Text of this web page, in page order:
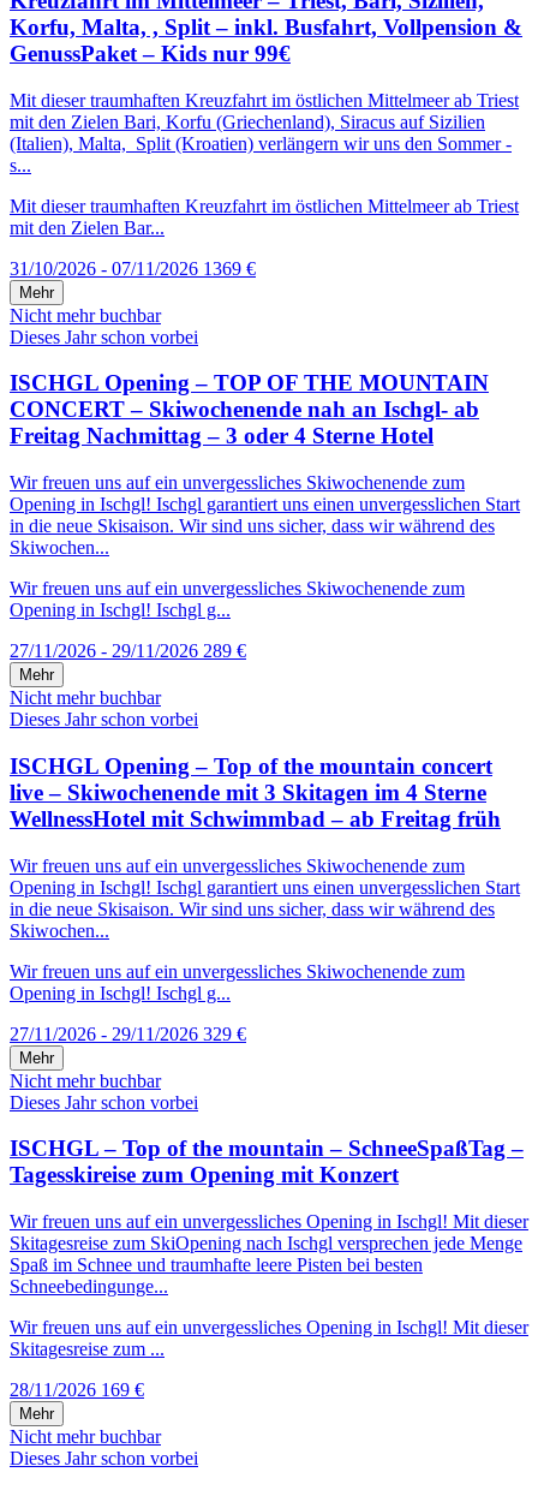
Korfu, Malta, , Split – inkl. Busfahrt, Vollpension &
GenussPaket – Kids nur 99€
Mit dieser traumhaften Kreuzfahrt im östlichen Mittelmeer ab Triest
mit den Zielen Bari, Korfu (Griechenland), Siracus auf Sizilien
(Italien), Malta, Split (Kroatien) verlängern wir uns den Sommer -
s...
Mit dieser traumhaften Kreuzfahrt im östlichen Mittelmeer ab Triest
mit den Zielen Bar...
31/10/2026 - 07/11/2026 1369 €
Mehr
Nicht mehr buchbar
Dieses Jahr schon vorbei
ISCHGL Opening – TOP OF THE MOUNTAIN
CONCERT – Skiwochenende nah an Ischgl- ab
Freitag Nachmittag – 3 oder 4 Sterne Hotel
Wir freuen uns auf ein unvergessliches Skiwochenende zum
Opening in Ischgl! Ischgl garantiert uns einen unvergesslichen Start
in die neue Skisaison. Wir sind uns sicher, dass wir während des
Skiwochen...
Wir freuen uns auf ein unvergessliches Skiwochenende zum
Opening in Ischgl! Ischgl g...
27/11/2026 - 29/11/2026 289 €
Mehr
Nicht mehr buchbar
Dieses Jahr schon vorbei
ISCHGL Opening – Top of the mountain concert
live – Skiwochenende mit 3 Skitagen im 4 Sterne
WellnessHotel mit Schwimmbad – ab Freitag früh
Wir freuen uns auf ein unvergessliches Skiwochenende zum
Opening in Ischgl! Ischgl garantiert uns einen unvergesslichen Start
in die neue Skisaison. Wir sind uns sicher, dass wir während des
Skiwochen...
Wir freuen uns auf ein unvergessliches Skiwochenende zum
Opening in Ischgl! Ischgl g...
27/11/2026 - 29/11/2026 329 €
Mehr
Nicht mehr buchbar
Dieses Jahr schon vorbei
ISCHGL – Top of the mountain – SchneeSpaßTag –
Tagesskireise zum Opening mit Konzert
Wir freuen uns auf ein unvergessliches Opening in Ischgl! Mit dieser
Skitagesreise zum SkiOpening nach Ischgl versprechen jede Menge
Spaß im Schnee und traumhafte leere Pisten bei besten
Schneebedingunge...
Wir freuen uns auf ein unvergessliches Opening in Ischgl! Mit dieser
Skitagesreise zum ...
28/11/2026 169 €
Mehr
Nicht mehr buchbar
Dieses Jahr schon vorbei